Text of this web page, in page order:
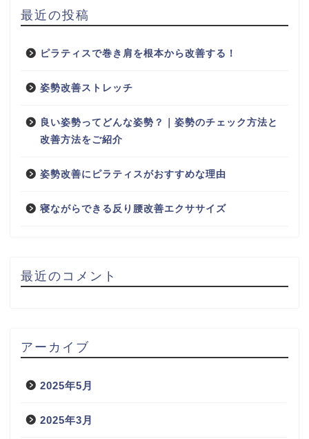
最近の投稿
ピラティスで巻き肩を根本から改善する！
姿勢改善ストレッチ
良い姿勢ってどんな姿勢？｜姿勢のチェック方法と
改善方法をご紹介
姿勢改善にピラティスがおすすめな理由
寝ながらできる反り腰改善エクササイズ
最近のコメント
アーカイブ
2025年5月
2025年3月